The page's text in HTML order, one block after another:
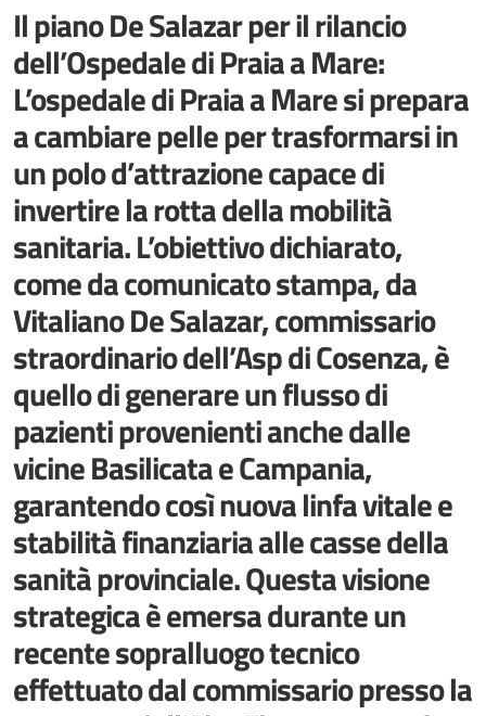
Il piano De Salazar per il rilancio
dell’Ospedale di Praia a Mare:
L’ospedale di Praia a Mare si prepara
a cambiare pelle per trasformarsi in
un polo d’attrazione capace di
invertire la rotta della mobilità
sanitaria. L’obiettivo dichiarato,
come da comunicato stampa, da
Vitaliano De Salazar, commissario
straordinario dell’Asp di Cosenza, è
quello di generare un flusso di
pazienti provenienti anche dalle
vicine Basilicata e Campania,
garantendo così nuova linfa vitale e
stabilità finanziaria alle casse della
sanità provinciale. Questa visione
strategica è emersa durante un
recente sopralluogo tecnico
effettuato dal commissario presso la